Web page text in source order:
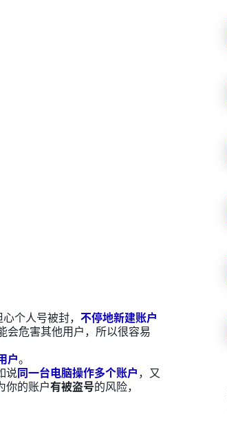
个人号被封， 不停地新建账户
会危害其他用户，所以很容易
户。
说同一台电脑操作多个账户 ，又
你的账户有被盗号的风险，